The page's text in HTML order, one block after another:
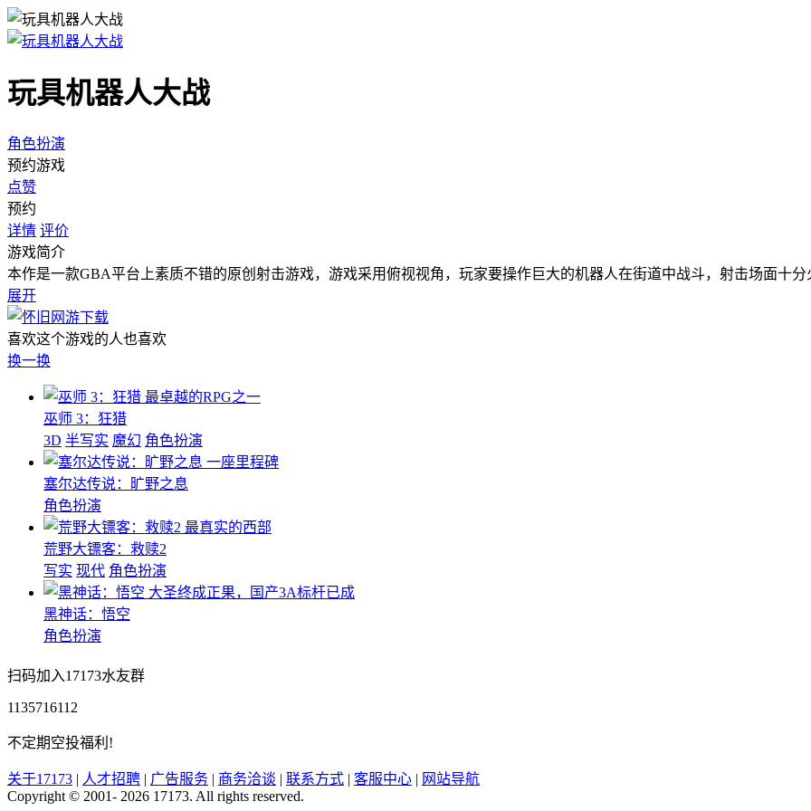
玩具机器人大战
角色扮演
预约游戏
点赞
预约
详情 评价
游戏简介
本作是一款GBA平台上素质不错的原创射击游戏，游戏采用俯视视角，玩家要操作巨大的机器人在街道中战斗，射击场面十分
展开
喜欢这个游戏的人也喜欢
换一换
最卓越的RPG之一
巫师 3：狂猎
3D 半写实 魔幻 角色扮演
一座里程碑
塞尔达传说：旷野之息
角色扮演
最真实的西部
荒野大镖客：救赎2
写实 现代 角色扮演
大圣终成正果，国产3A标杆已成
黑神话：悟空
角色扮演
扫码加入17173水友群
1135716112
不定期空投福利!
关于17173 | 人才招聘 | 广告服务 | 商务洽谈 | 联系方式 | 客服中心 | 网站导航
Copyright © 2001- 2026 17173. All rights reserved.